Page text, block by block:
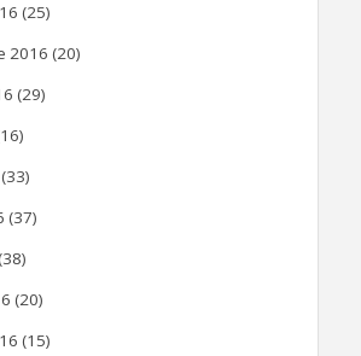
(25)
2016 (20)
(29)
(33)
(37)
(20)
(15)